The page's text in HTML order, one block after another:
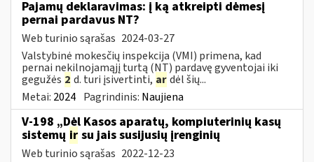
Pajamų deklaravimas: į ką atkreipti dėmesį
pernai pardavus NT?
Web turinio sąrašas 2024-03-27
Valstybinė mokesčių inspekcija (VMI) primena, kad
pernai nekilnojamąjį turtą (NT) pardavę gyventojai iki
gegužės 2 d. turi įsivertinti, ardėl šių...
Metai: 2024 Pagrindinis: Naujiena
V-198 „Dėl Kasos aparatų, kompiuterinių kasų
sistemų ir su jais susijusių įrenginių
Web turinio sąrašas 2022-12-23